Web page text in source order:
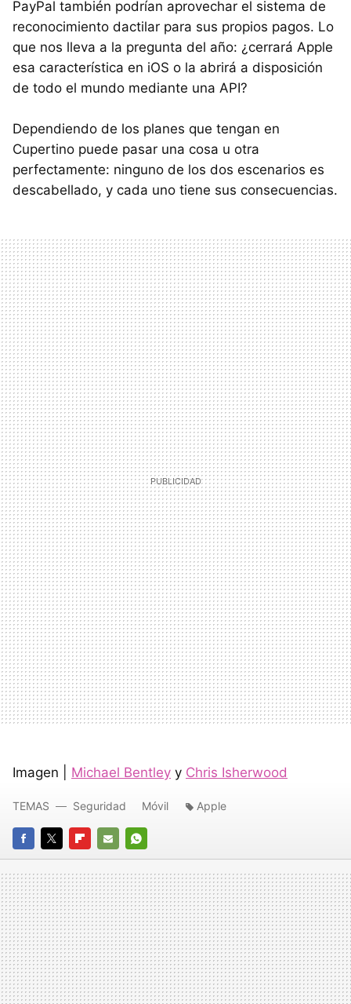
PayPal también podrían aprovechar el sistema de
reconocimiento dactilar para sus propios pagos. Lo
que nos lleva a la pregunta del año: ¿cerrará Apple
esa característica en iOS o la abrirá a disposición
de todo el mundo mediante una API?
Dependiendo de los planes que tengan en
Cupertino puede pasar una cosa u otra
perfectamente: ninguno de los dos escenarios es
descabellado, y cada uno tiene sus consecuencias.
Imagen | Michael Bentley y Chris Isherwood
FACEBOOK
TWITTERFLIPBOARD
E-
MAIL
WHATSAPP
TEMAS Seguridad Móvil Apple